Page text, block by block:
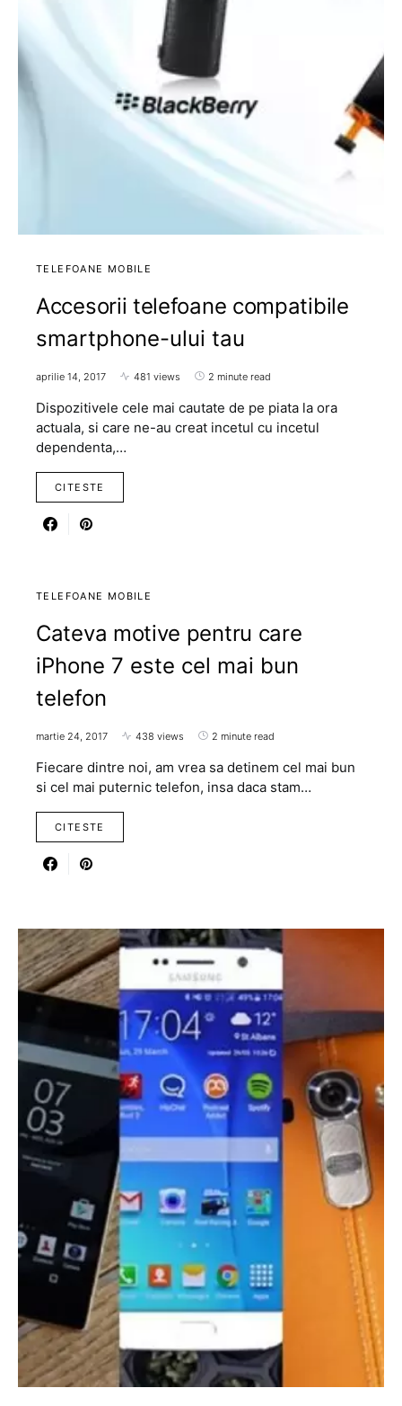
TELEFOANE MOBILE
Accesorii telefoane compatibile
smartphone-ului tau
aprilie 14, 2017 481 views 2 minute read
Dispozitivele cele mai cautate de pe piata la ora
actuala, si care ne-au creat incetul cu incetul
dependenta,…
CITESTE
TELEFOANE MOBILE
Cateva motive pentru care
iPhone 7 este cel mai bun
telefon
martie 24, 2017 438 views 2 minute read
Fiecare dintre noi, am vrea sa detinem cel mai bun
si cel mai puternic telefon, insa daca stam…
CITESTE